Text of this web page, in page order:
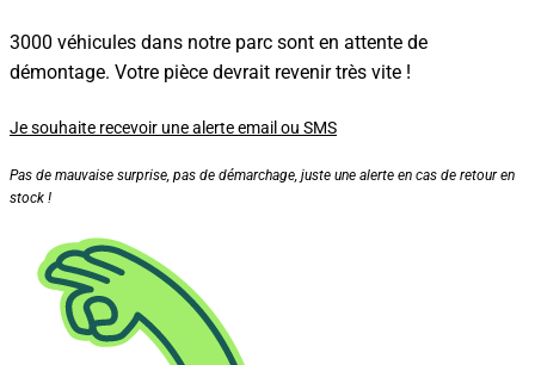
3000 véhicules dans notre parc sont en attente de
démontage. Votre pièce devrait revenir très vite !
Je souhaite recevoir une alerte email ou SMS
Pas de mauvaise surprise, pas de démarchage, juste une alerte en cas de retour en
stock !